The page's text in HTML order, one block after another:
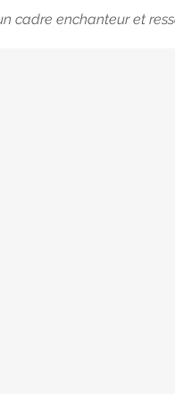
cadre enchanteur et